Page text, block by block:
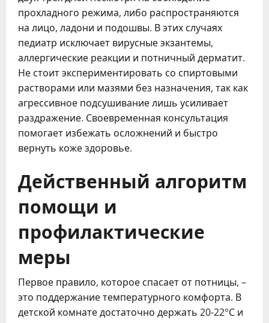
прохладного режима, либо распространяются
на лицо, ладони и подошвы. В этих случаях
педиатр исключает вирусные экзантемы,
аллергические реакции и потничный дерматит.
Не стоит экспериментировать со спиртовыми
растворами или мазями без назначения, так как
агрессивное подсушивание лишь усиливает
раздражение. Своевременная консультация
помогает избежать осложнений и быстро
вернуть коже здоровье.
Действенный алгоритм
помощи и
профилактические
меры
Первое правило, которое спасает от потницы, –
это поддержание температурного комфорта. В
детской комнате достаточно держать 20-22°С и